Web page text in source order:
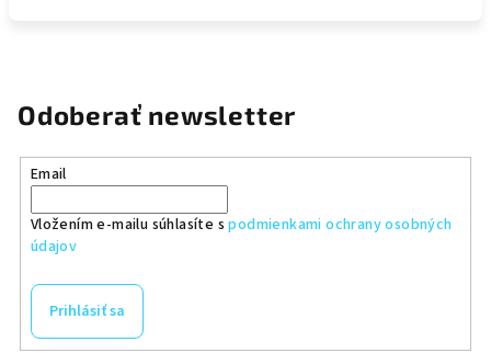
Odoberať newsletter
Email
Vložením e-mailu súhlasíte spodmienkami ochrany osobných
údajov
Prihlásiť sa